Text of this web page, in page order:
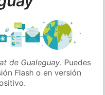
de Gualeguay. Puedes
Flash o en versión